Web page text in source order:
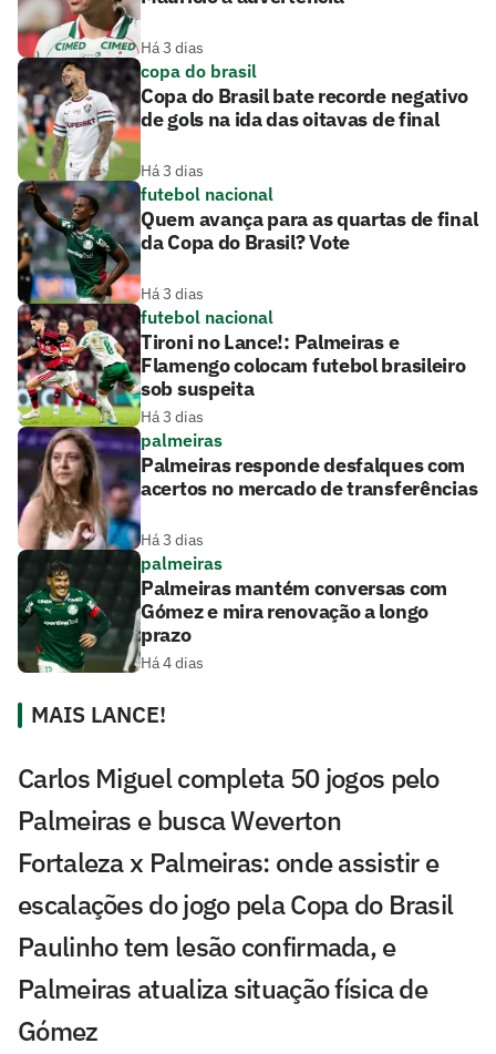
Há 3 dias
copa do brasil
Copa do Brasil bate recorde negativo
de gols na ida das oitavas de final
Há 3 dias
futebol nacional
Quem avança para as quartas de final
da Copa do Brasil? Vote
Há 3 dias
futebol nacional
Tironi no Lance!: Palmeiras e
Flamengo colocam futebol brasileiro
sob suspeita
Há 3 dias
palmeiras
Palmeiras responde desfalques com
acertos no mercado de transferências
Há 3 dias
palmeiras
Palmeiras mantém conversas com
Gómez e mira renovação a longo
prazo
Há 4 dias
MAIS LANCE!
Carlos Miguel completa 50 jogos pelo
Palmeiras e busca Weverton
Fortaleza x Palmeiras: onde assistir e
escalações do jogo pela Copa do Brasil
Paulinho tem lesão confirmada, e
Palmeiras atualiza situação física de
Gómez